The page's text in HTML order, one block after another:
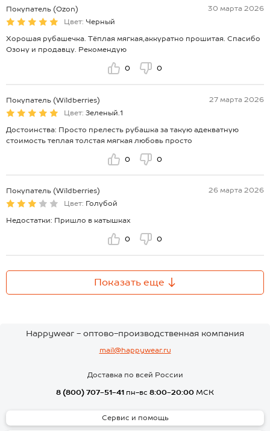
Покупатель (Ozon)
30 марта 2026
Цвет: Черный
Хорошая рубашечка. Тёплая мягкая,аккуратно прошитая. Спасибо
Озону и продавцу. Рекомендую
0 0
Покупатель (Wildberries)
27 марта 2026
Цвет: Зеленый.1
Достоинства: Просто прелесть рубашка за такую адекватную
стоимость теплая толстая мягкая любовь просто
0 0
Покупатель (Wildberries)
26 марта 2026
Цвет: Голубой
Недостатки: Пришло в катышках
0 0
Показать еще
Happywear - оптово-производственная компания
mail@happywear.ru
Доставка по всей России
8 (800) 707-51-41 пн-вс 8:00-20:00 МСК
Сервис и помощь